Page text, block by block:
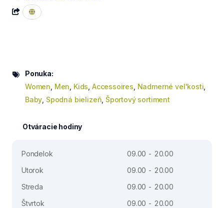
Ponuka:
Women Men Kids Accessoires Nadmerné vel'kosti
Baby Spodná bielizeň Športový sortiment
Otváracie hodiny
Pondelok
09.00 - 20.00
Utorok
09.00 - 20.00
Streda
09.00 - 20.00
Štvrtok
09.00 - 20.00